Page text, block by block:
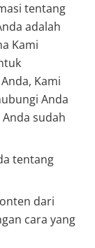
tentang
adalah
Kami
Kami
Anda
sudah
tentang
dari
cara yang